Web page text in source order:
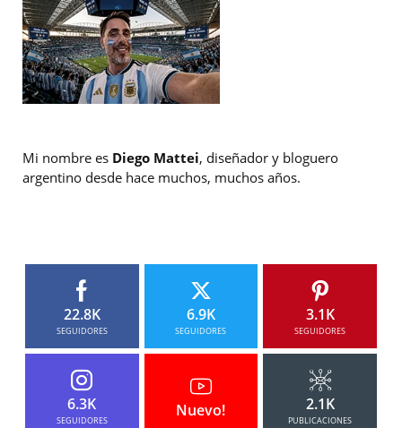
Mi nombre es Diego Mattei, diseñador y bloguero
argentino desde hace muchos, muchos años.
22.8K
SEGUIDORES
6.9K
SEGUIDORES
3.1K
SEGUIDORES
6.3K
SEGUIDORES
Nuevo! 2.1K
PUBLICACIONES